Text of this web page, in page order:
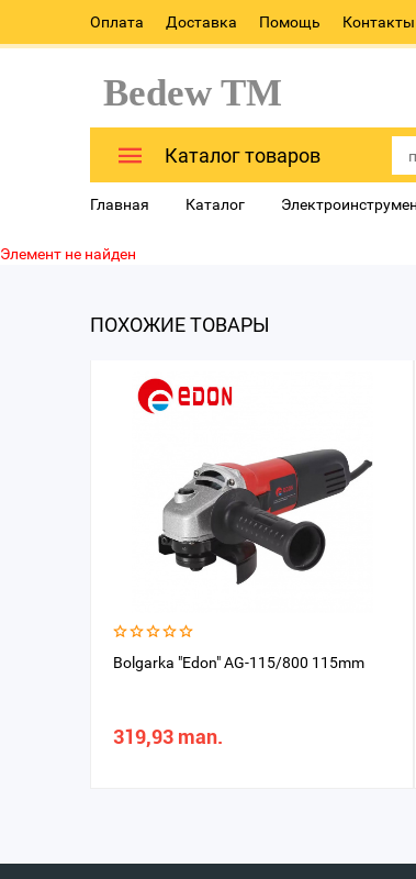
Оплата Доставка Помощь Контакты
Bedew TM
Каталог товаров
Главная Каталог
Элемент не найден
ПОХОЖИЕ ТОВАРЫ
Bolgarka "Edon" AG-115/800 115mm
319,93 man.